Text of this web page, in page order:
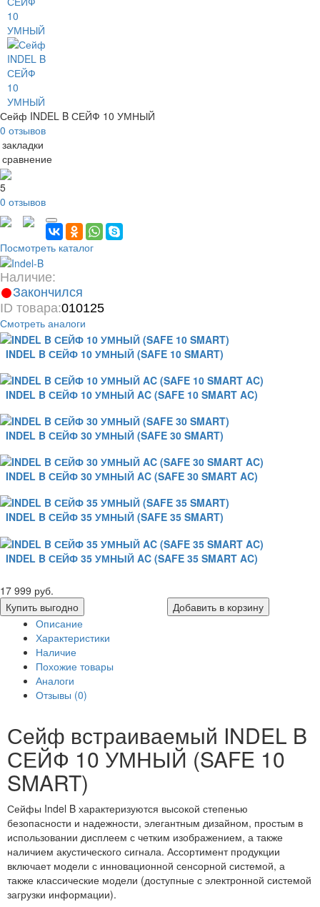
Сейф INDEL B СЕЙФ 10 УМНЫЙ
0 отзывов
5
0 отзывов
Посмотреть каталог
Наличие:
Закончился
ID товара:010125
Смотреть аналоги
INDEL B СЕЙФ 10 УМНЫЙ (SAFE 10 SMART)
INDEL B СЕЙФ 10 УМНЫЙ AC (SAFE 10 SMART AC)
INDEL B СЕЙФ 30 УМНЫЙ (SAFE 30 SMART)
INDEL B СЕЙФ 30 УМНЫЙ AC (SAFE 30 SMART AC)
INDEL B СЕЙФ 35 УМНЫЙ (SAFE 35 SMART)
INDEL B СЕЙФ 35 УМНЫЙ AC (SAFE 35 SMART AC)
17 999 руб.
Купить выгодно
Добавить в корзину
Описание
Характеристики
Наличие
Похожие товары
Аналоги
Отзывы (0)
Сейф встраиваемый INDEL B
СЕЙФ 10 УМНЫЙ (SAFE 10
SMART)
Сейфы Indel B характеризуются высокой степенью
безопасности и надежности, элегантным дизайном, простым в
использовании дисплеем с четким изображением, а также
наличием акустического сигнала. Ассортимент продукции
включает модели с инновационной сенсорной системой, а
также классические модели (доступные с электронной системой
загрузки информации).